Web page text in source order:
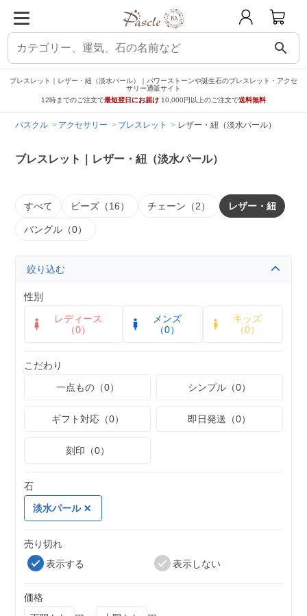
search
ブレスレット｜レザー・紐（淡水パール）｜パワーストーンや誕生石のブレスレット・アクセ
サリー通販サイト
12時までのご注文で最短翌日にお届け 10,000円以上のご注文で送料無料
パスクル アクセサリー ブレスレット レザー・紐（淡水パール）
ブレスレット｜レザー・紐（淡水パール）
すべて ビーズ（16） チェーン（2） レザー・紐
バングル（0）
絞り込む
性別
レディース
（0）
メンズ
（0）
キッズ
（0）
こだわり
一点もの（0）
シンプル（0）
ギフト対応（0） 即日発送（0）
刻印（0）
石
淡水パール
売り切れ
表示する
表示しない
価格